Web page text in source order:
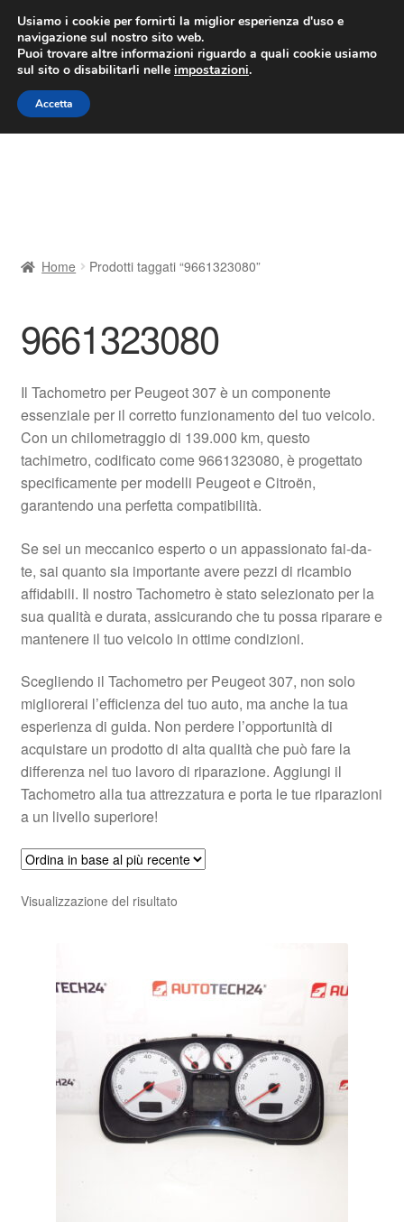
CONSEGNA da 7 EUR
Lun-Ven 9:00 - 16:00/800 580 290
Vai
alla
navigazione
Vai
al
contenuto
Contatto
Il mio account
Pagamenti
Politica sulla riservatezza
Registratore di cassa
Rimostranza
Spedizione in tutto il mondo
Termini e condizioni
Home Prodotti taggati “9661323080”
9661323080
Il Tachometro per Peugeot 307 è un componente
essenziale per il corretto funzionamento del tuo veicolo.
Con un chilometraggio di 139.000 km, questo
tachimetro, codificato come 9661323080, è progettato
specificamente per modelli Peugeot e Citroën,
garantendo una perfetta compatibilità.
Se sei un meccanico esperto o un appassionato fai-da-
te, sai quanto sia importante avere pezzi di ricambio
affidabili. Il nostro Tachometro è stato selezionato per la
sua qualità e durata, assicurando che tu possa riparare e
mantenere il tuo veicolo in ottime condizioni.
Scegliendo il Tachometro per Peugeot 307, non solo
migliorerai l’efficienza del tuo auto, ma anche la tua
esperienza di guida. Non perdere l’opportunità di
acquistare un prodotto di alta qualità che può fare la
differenza nel tuo lavoro di riparazione. Aggiungi il
Tachometro alla tua attrezzatura e porta le tue riparazioni
a un livello superiore!
Visualizzazione del risultato
Usiamo i cookie per fornirti la miglior esperienza d'uso e
navigazione sul nostro sito web.
Puoi trovare altre informazioni riguardo a quali cookie usiamo
sul sito o disabilitarli nelle impostazioni.
Accetta